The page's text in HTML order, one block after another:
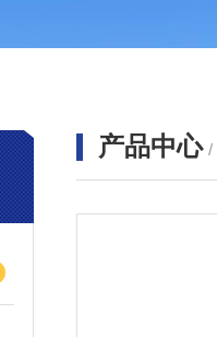
产品中心 /